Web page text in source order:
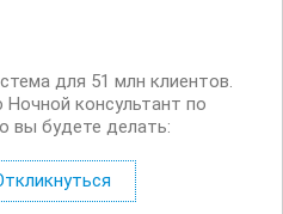
для 51 млн клиентов.
консультант по
вы будете делать:
на входящих обращениях
не нужно...